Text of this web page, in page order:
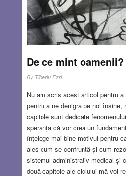
De ce mint
By Tiberiu Ezri
Nu am scris acest articol pentru
pentru a ne denigra pe noi înșine,
capitole sunt dedicate
speranța că vor crea un
înțelege mai bine motivul pentru
ales cum se confruntă și cum
sistemul administrativ medical și
două capitole ale ciclului mă voi